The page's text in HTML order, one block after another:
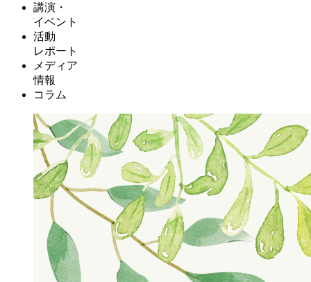
講演・
イベント
活動
レポート
メディア
情報
コラム